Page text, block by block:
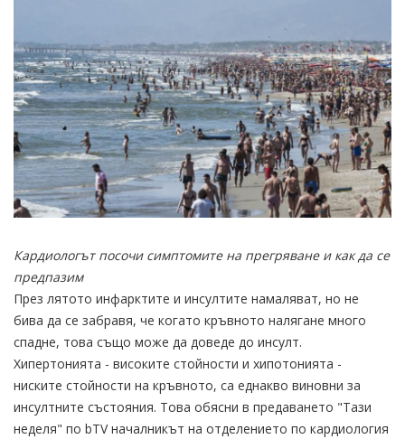
Кардиологът посочи симптомите на прегряване и как да се
предпазим
През лятото инфарктите и инсултите намаляват, но не
бива да се забравя, че когато кръвното налягане много
спадне, това също може да доведе до инсулт.
Хипертонията - високите стойности и хипотонията -
ниските стойности на кръвното, са еднакво виновни за
инсултните състояния. Това обясни в предаването "Тази
неделя" по bTV началникът на отделението по кардиология